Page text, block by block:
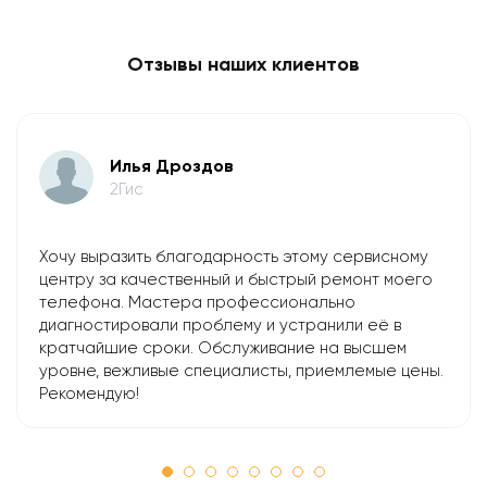
Отзывы наших клиентов
Илья Дроздов
2Гис
Хочу выразить благодарность этому сервисному
центру за качественный и быстрый ремонт моего
телефона. Мастера профессионально
диагностировали проблему и устранили её в
кратчайшие сроки. Обслуживание на высшем
уровне, вежливые специалисты, приемлемые цены.
Рекомендую!